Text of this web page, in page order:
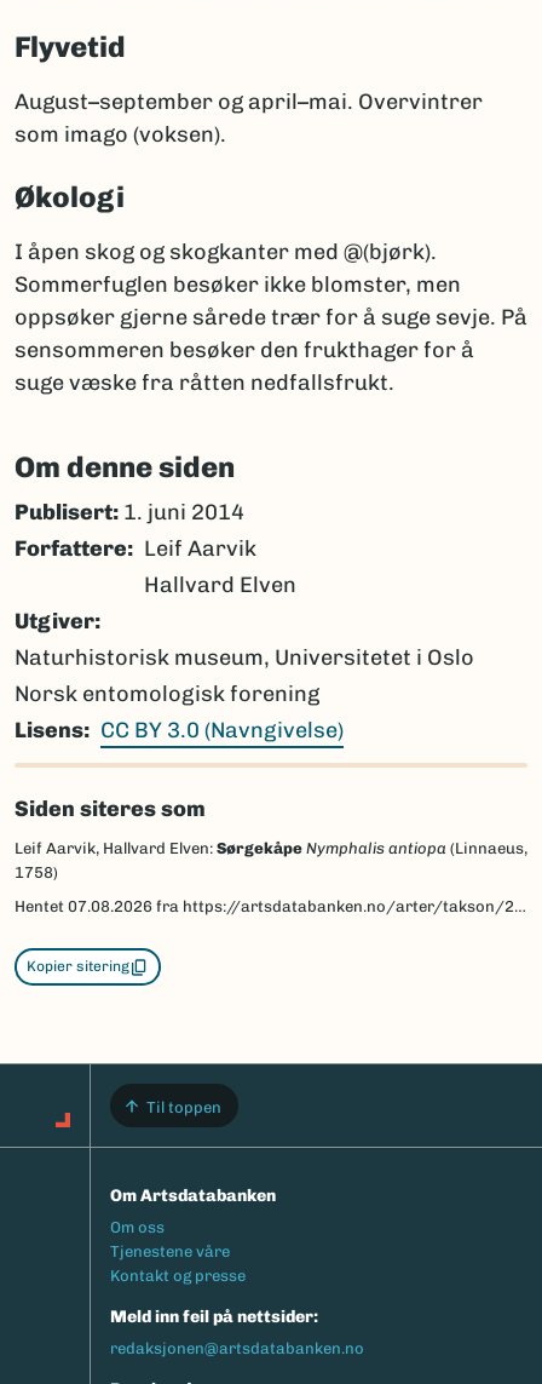
Flyvetid
August–september og april–mai. Overvintrer
som imago (voksen).
Økologi
I åpen skog og skogkanter med @(bjørk).
Sommerfuglen besøker ikke blomster, men
oppsøker gjerne sårede trær for å suge sevje. På
sensommeren besøker den frukthager for å
suge væske fra råtten nedfallsfrukt.
Om denne siden
Publisert: 1. juni 2014
Forfattere
Leif Aarvik
Hallvard Elven
Utgiver
Naturhistorisk museum, Universitetet i Oslo
Norsk entomologisk forening
Lisens
CC BY 3.0 (Navngivelse)
Siden siteres som
Leif Aarvik, Hallvard Elven: Sørgekåpe Nymphalis antiopa (Linnaeus,
1758)
Hentet 07.08.2026 fra https://artsdatabanken.no/arter/takson/29853/beskrivelse
Kopier sitering
Til toppen
Om Artsdatabanken
Footermeny
Om oss
Tjenestene våre
Kontakt og presse
Meld inn feil på nettsider:
redaksjonen@artsdatabanken.no